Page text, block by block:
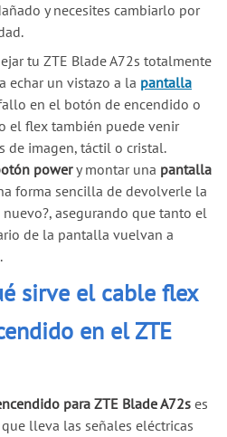
y necesites cambiarlo por
tu ZTE Blade A72s totalmente
echar un vistazo a la pantalla
en el botón de encendido o
el flex también puede venir
de imagen, táctil o cristal.
powery montar una pantalla
forma sencilla de devolverle la
asegurando que tanto el
de la pantalla vuelvan a
sirve el cable flex
en el ZTE
para ZTE Blade A72ses
lleva las señales eléctricas